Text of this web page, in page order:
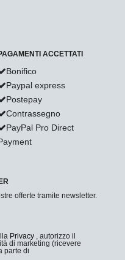
ACCETTATI
Bonifico
Paypal express
Postepay
Contrassegno
PayPal Pro Direct
offerte tramite newsletter.
Privacy , autorizzo il
di marketing (ricevere
parte di